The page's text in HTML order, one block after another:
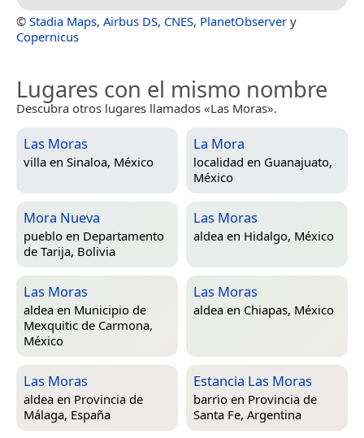
© Stadia Maps, Airbus DS, CNES, PlanetObserver y
Copernicus
Lugares con el mismo nombre
Descubra otros lugares llamados «Las Moras».
Las Moras
villa en Sinaloa, México
La Mora
localidad en Guanajuato,
México
Mora Nueva
pueblo en Departamento
de Tarija, Bolivia
Las Moras
aldea en Hidalgo, México
Las Moras
aldea en Municipio de
Mexquitic de Carmona,
México
Las Moras
aldea en Chiapas, México
Las Moras
aldea en Provincia de
Málaga, España
Estancia Las Moras
barrio en Provincia de
Santa Fe, Argentina